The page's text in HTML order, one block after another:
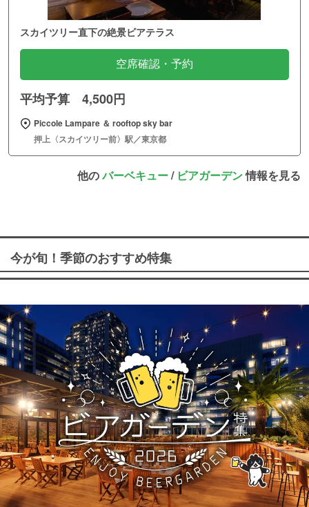
スカイツリー直下の絶景ビアテラス
空席確認・予約
平均予算 4,500円
Piccole Lampare ＆ rooftop sky bar
押上〈スカイツリー前〉駅／東京都
他のバーベキュー/ ビアガーデン情報を見る
今が旬！季節のおすすめ特集